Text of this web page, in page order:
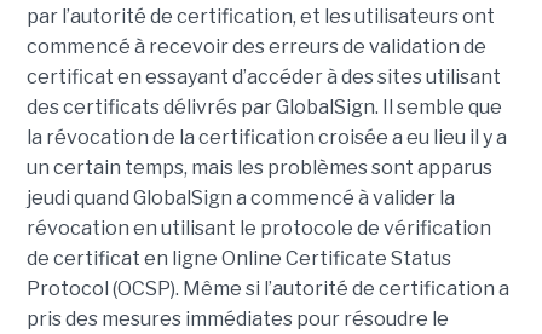
par l’autorité de certification, et les utilisateurs ont
commencé à recevoir des erreurs de validation de
certificat en essayant d’accéder à des sites utilisant
des certificats délivrés par GlobalSign. Il semble que
la révocation de la certification croisée a eu lieu il y a
un certain temps, mais les problèmes sont apparus
jeudi quand GlobalSign a commencé à valider la
révocation en utilisant le protocole de vérification
de certificat en ligne Online Certificate Status
Protocol (OCSP). Même si l’autorité de certification a
pris des mesures immédiates pour résoudre le